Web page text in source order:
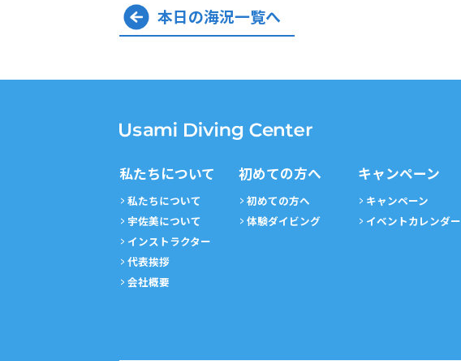
本日の海況一覧へ
私たちについて
私たちについて
宇佐美について
インストラクター
代表挨拶
会社概要
初めての方へ
初めての方へ
体験ダイビング
キャンペーン
キャンペーン
イベントカレンダー